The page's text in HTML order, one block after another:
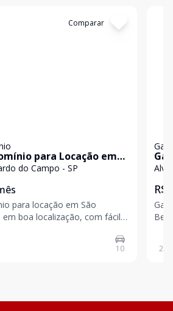
Comparar
para Locação em
do Campo - SP
para locação em São
boa localização, com fácil
10
R$